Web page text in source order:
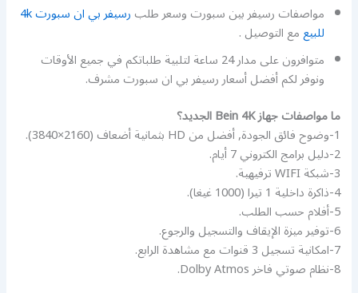
مواصفات رسيفر بين سبورت وسعر طلب
رسيفر بي ان سبورت 4k
للبيعمع التوصيل .
متوافرون على مدار 24 ساعة لتلبية طلباتكم في جميع الأوقات
ونوفر لكم أفضل أسعار رسيفر بي ان سبورت مشرف.
ما مواصفات جهاز Bein 4K الجديد؟
1-وضوح فائق الجودة, أفضل من HD بثمانية أضعاف (2160×3840).
2-دليل برامج الكتروني 7 أيام.
3-شبكة WIFI ترفيهية.
4-ذاكرة داخلية 1 تيرا (1000 غيغا).
5-أفلام حسب الطلب.
6-توفير ميزة الإيقاف والتسجيل والرجوع.
7-امكانية تسجيل 3 قنوات مع مشاهدة الرابع.
8-نظام صوتي فاخر Dolby Atmos.